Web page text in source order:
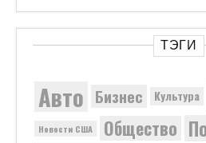
ТЭГИ
Авто Бизнес Культура
Новости США Общество